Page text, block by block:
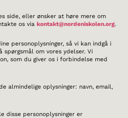
side, eller ønsker at høre mere om
os via kontakt@nordeniskolen.org.
personoplysninger, så vi kan indgå i
spørgsmål om vores ydelser. Vi
som du giver os i forbindelse med
almindelige oplysninger: navn, email,
disse personoplysninger er